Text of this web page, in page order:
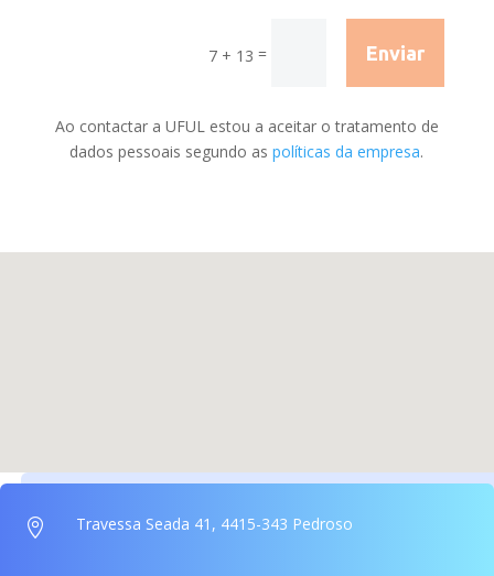
7 + 13 = Enviar
Ao contactar a UFUL estou a aceitar o tratamento de
dados pessoais segundo aspolíticas da empresa.
 Travessa Seada 41, 4415-343 Pedroso